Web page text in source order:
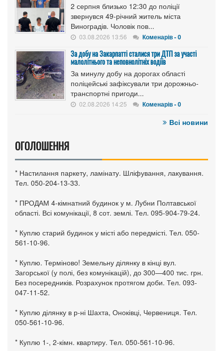
2 серпня близько 12:30 до поліції
звернувся 49-річний житель міста
Виноградів. Чоловік пов...
03.08.2026 13:56 Коменарів - 0
За добу на Закарпатті сталися три ДТП за участі
малолітнього та неповнолітніх водіїв
За минулу добу на дорогах області
поліцейські зафіксували три дорожньо-
транспортні пригоди...
02.08.2026 14:25 Коменарів - 0
Всі новини
ОГОЛОШЕННЯ
* Настилання паркету, ламінату. Шліфування, лакування.
Тел. 050-204-13-33.
* ПРОДАМ 4-кімнатний будинок у м. Лубни Полтавської
області. Всі комунікації, 8 сот. землі. Тел. 095-904-79-24.
* Куплю старий будинок у місті або передмісті. Тел. 050-
561-10-96.
* Куплю. Терміново! Земельну ділянку в кінці вул.
Загорської (у полі, без комунікацій), до 300—400 тис. грн.
Без посередників. Розрахунок протягом доби. Тел. 093-
047-11-52.
* Куплю ділянку в р-ні Шахта, Оноківці, Червениця. Тел.
050-561-10-96.
* Куплю 1-, 2-кімн. квартиру. Тел. 050-561-10-96.